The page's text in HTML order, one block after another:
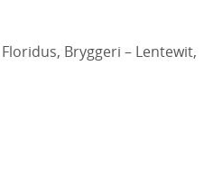
Bryggeri – Lentewit,